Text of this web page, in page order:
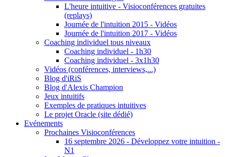
L'heure intuitive - Visioconférences gratuites
(replays)
Journée de l'intuition 2015 - Vidéos
Journée de l'intuition 2017 - Vidéos
Coaching individuel tous niveaux
Coaching individuel - 1h30
Coaching individuel - 3x1h30
Vidéos (conférences, interviews,...)
Blog d'iRiS
Blog d'Alexis Champion
Jeux intuitifs
Exemples de pratiques intuitives
Le projet Oracle (site dédié)
Evénements
Prochaines Visioconférences
16 septembre 2026 - Développez votre intuition -
N1